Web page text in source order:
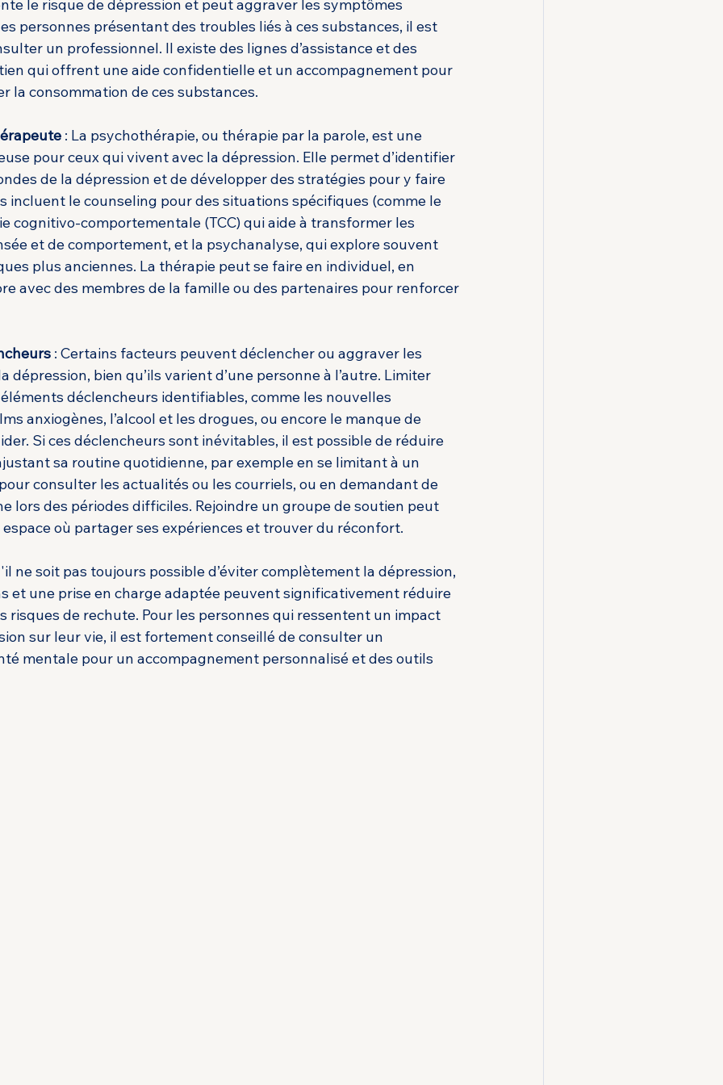
le risque de dépression et peut aggraver les symptômes
personnes présentant des troubles liés à ces substances, il est
un professionnel. Il existe des lignes d’assistance et des
qui offrent une aide confidentielle et un accompagnement pour
la consommation de ces substances.
: La psychothérapie, ou thérapie par la parole, est une
pour ceux qui vivent avec la dépression. Elle permet d’identifier
de la dépression et de développer des stratégies pour y faire
incluent le counseling pour des situations spécifiques (comme le
cognitivo-comportementale (TCC) qui aide à transformer les
et de comportement, et la psychanalyse, qui explore souvent
plus anciennes. La thérapie peut se faire en individuel, en
avec des membres de la famille ou des partenaires pour renforcer
: Certains facteurs peuvent déclencher ou aggraver les
dépression, bien qu’ils varient d’une personne à l’autre. Limiter
éléments déclencheurs identifiables, comme les nouvelles
anxiogènes, l’alcool et les drogues, ou encore le manque de
Si ces déclencheurs sont inévitables, il est possible de réduire
sa routine quotidienne, par exemple en se limitant à un
consulter les actualités ou les courriels, ou en demandant de
lors des périodes difficiles. Rejoindre un groupe de soutien peut
où partager ses expériences et trouver du réconfort.
ne soit pas toujours possible d’éviter complètement la dépression,
et une prise en charge adaptée peuvent significativement réduire
risques de rechute. Pour les personnes qui ressentent un impact
sur leur vie, il est fortement conseillé de consulter un
mentale pour un accompagnement personnalisé et des outils